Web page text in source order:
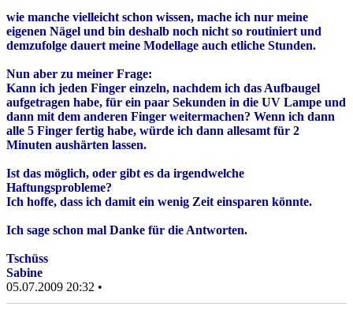
wie manche vielleicht schon wissen, mache ich nur meine
eigenen Nägel und bin deshalb noch nicht so routiniert und
demzufolge dauert meine Modellage auch etliche Stunden.
Nun aber zu meiner Frage:
Kann ich jeden Finger einzeln, nachdem ich das Aufbaugel
aufgetragen habe, für ein paar Sekunden in die UV Lampe und
dann mit dem anderen Finger weitermachen? Wenn ich dann
alle 5 Finger fertig habe, würde ich dann allesamt für 2
Minuten aushärten lassen.
Ist das möglich, oder gibt es da irgendwelche
Haftungsprobleme?
Ich hoffe, dass ich damit ein wenig Zeit einsparen könnte.
Ich sage schon mal Danke für die Antworten.
Tschüss
Sabine
05.07.2009 20:32 •